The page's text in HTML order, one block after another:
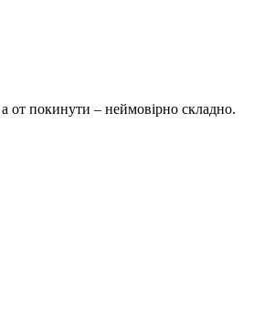
от покинути – неймовірно складно.